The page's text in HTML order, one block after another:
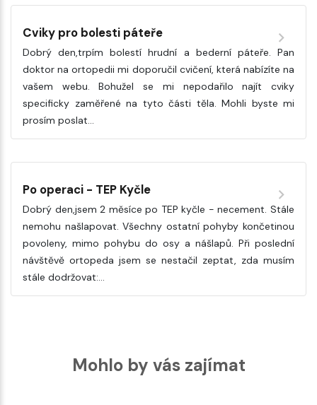
Cviky pro bolesti páteře
Dobrý den,trpím bolestí hrudní a bederní páteře. Pan
doktor na ortopedii mi doporučil cvičení, která nabízíte na
vašem webu. Bohužel se mi nepodařilo najít cviky
specificky zaměřené na tyto části těla. Mohli byste mi
prosím poslat…
Po operaci - TEP Kyčle
Dobrý den,jsem 2 měsíce po TEP kyčle - necement. Stále
nemohu našlapovat. Všechny ostatní pohyby končetinou
povoleny, mimo pohybu do osy a nášlapů. Při poslední
návštěvě ortopeda jsem se nestačil zeptat, zda musím
stále dodržovat:…
Mohlo by vás zajímat